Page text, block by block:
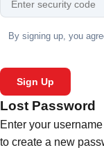
By signing up, you
Sign Up
Lost Password
Enter your
to create a new